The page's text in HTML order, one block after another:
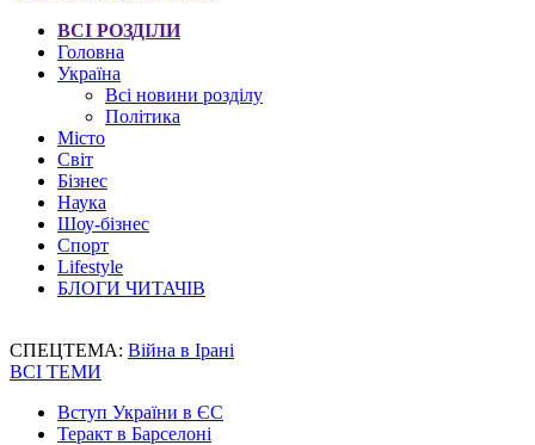
ВСІ РОЗДІЛИ
Головна
Україна
Всі новини розділу
Політика
Місто
Світ
Бізнес
Наука
Шоу-бізнес
Спорт
Lifestyle
БЛОГИ ЧИТАЧІВ
СПЕЦТЕМА: Війна в Ірані
ВСІ ТЕМИ
Вступ України в ЄС
Теракт в Барселоні